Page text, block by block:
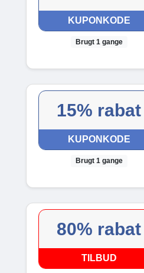
KUPONKODE
Brugt 1 gange
15% rabat
KUPONKODE
Brugt 1 gange
80% rabat
TILBUD